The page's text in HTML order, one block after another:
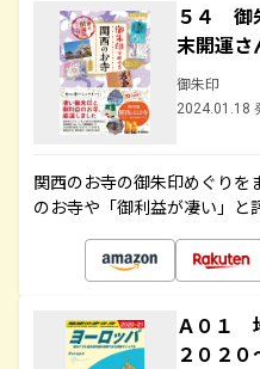
５４ 御
末開運さ
御朱印
2024.01.18
関西のお寺の御朱印めぐりを
のお寺や「御利益が凄い」と
Ａ０１
２０２